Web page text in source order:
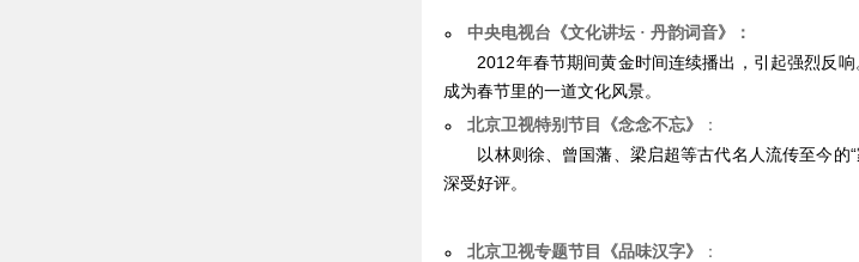
中央电视台《文化讲坛 · 丹韵词音》：
2012年春节期间黄金时间连续播出，引起强烈反
成为春节里的一道文化风景。
北京卫视特别节目《念念不忘》 ：
以林则徐、曾国藩、梁启超等古代名人流传至今的
深受好评。
北京卫视专题节目《品味汉字》 ：